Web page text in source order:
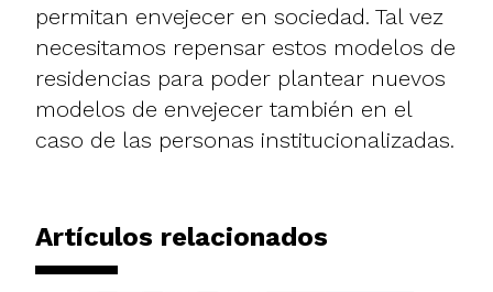
permitan envejecer en sociedad. Tal vez
necesitamos repensar estos modelos de
residencias para poder plantear nuevos
modelos de envejecer también en el
caso de las personas institucionalizadas.
Artículos relacionados